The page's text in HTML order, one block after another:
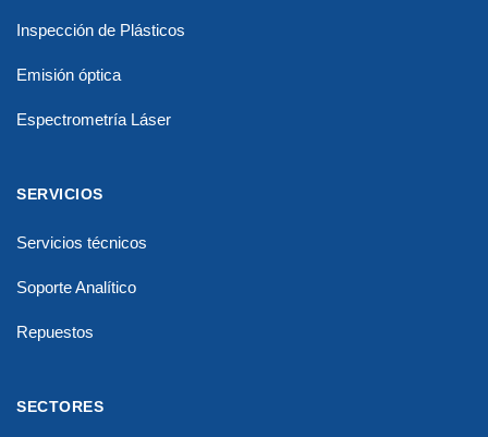
Inspección de Plásticos
Emisión óptica
Espectrometría Láser
SERVICIOS
Servicios técnicos
Soporte Analítico
Repuestos
SECTORES